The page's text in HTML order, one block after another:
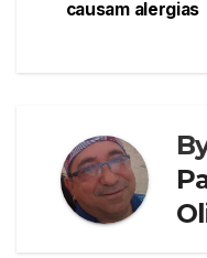
causam alergias